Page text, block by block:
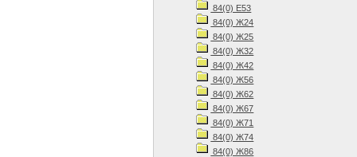
84(0) Е53
84(0) Ж24
84(0) Ж25
84(0) Ж32
84(0) Ж42
84(0) Ж56
84(0) Ж62
84(0) Ж67
84(0) Ж71
84(0) Ж74
84(0) Ж86